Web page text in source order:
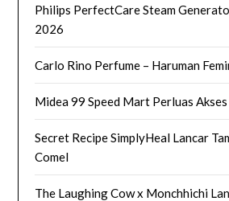
Philips PerfectCare Steam
2026
Carlo Rino Perfume – Haruman
Midea 99 Speed Mart Perluas
Secret Recipe SimplyHeal Lancar
Comel
The Laughing Cow x Monchhichi